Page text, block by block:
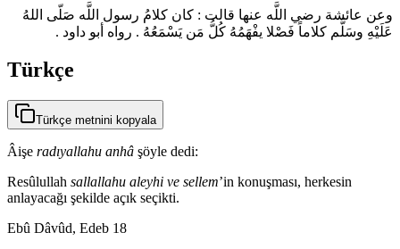
وعن عائشة رضي اللَّه عنها قالت : كان كلامُ رسول اللَّه صَلّى اللهُ
عَلَيْهِ وسَلَّم كلاماً فَصْلا يفْهَمُهُ كُلُّ مَن يَسْمَعُهُ . رواه أبو داود .
Türkçe
Türkçe metnini kopyala
Âişe radıyallahu anhâ şöyle dedi:
Resûlullah sallallahu aleyhi ve sellem’in konuşması, herkesin
anlayacağı şekilde açık seçikti.
Ebû Dâvûd, Edeb 18